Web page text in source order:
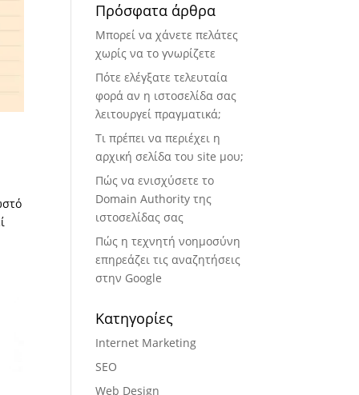
Πρόσφατα άρθρα
Μπορεί να χάνετε πελάτες
χωρίς να το γνωρίζετε
Πότε ελέγξατε τελευταία
φορά αν η ιστοσελίδα σας
λειτουργεί πραγματικά;
Τι πρέπει να περιέχει η
αρχική σελίδα του site μου;
Πώς να ενισχύσετε το
Domain Authority της
ιστοσελίδας σας
Πώς η τεχνητή νοημοσύνη
επηρεάζει τις αναζητήσεις
στην Google
Kατηγορίες
Internet Marketing
SEO
Web Design